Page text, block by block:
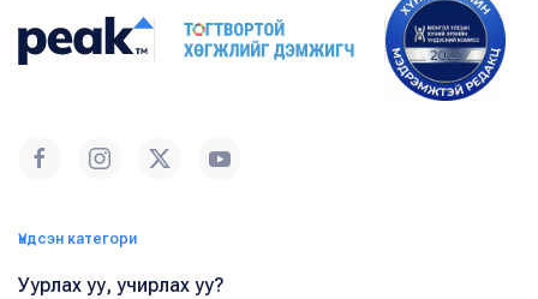
Үндсэн категори
Уурлах уу, учирлах уу?